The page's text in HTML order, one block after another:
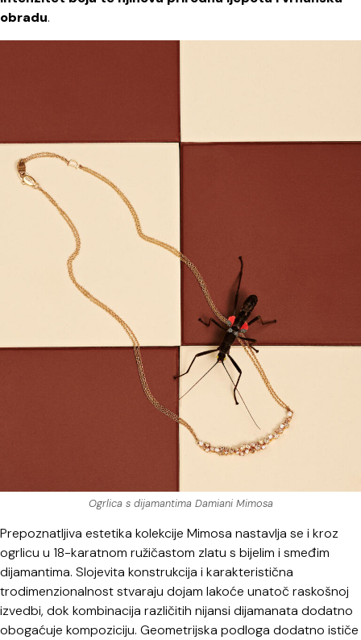
obradu.
Ogrlica s dijamantima Damiani Mimosa
Prepoznatljiva estetika kolekcije Mimosa nastavlja se i kroz
ogrlicu u 18-karatnom ružičastom zlatu s bijelim i smeđim
dijamantima. Slojevita konstrukcija i karakteristična
trodimenzionalnost stvaraju dojam lakoće unatoč raskošnoj
izvedbi, dok kombinacija različitih nijansi dijamanata dodatno
obogaćuje kompoziciju. Geometrijska podloga dodatno ističe